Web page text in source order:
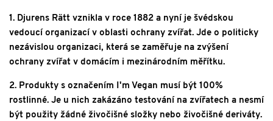
1. Djurens Rätt vznikla v roce 1882 a nyní je švédskou
vedoucí organizací v oblasti ochrany zvířat. Jde o politicky
nezávislou organizaci, která se zaměřuje na zvýšení
ochrany zvířat v domácím i mezinárodním měřítku.
2. Produkty s označením I'm Vegan musí být 100%
rostlinné. Je u nich zakázáno testování na zvířatech a nesmí
být použity žádné živočišné složky nebo živočišné deriváty.